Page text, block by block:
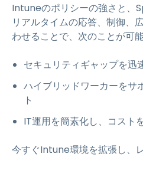
Intuneのポリシーの強さと、
リアルタイムの応答、制御、
わせることで、次のことが可
セキュリティギャップを迅
ハイブリッドワーカーをサ
ト
IT運用を簡素化し、コスト
今すぐIntune環境を拡張し、